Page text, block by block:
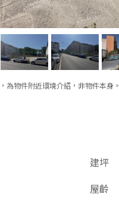
為物件附近環境介紹，非物件本身。
建坪
屋齡